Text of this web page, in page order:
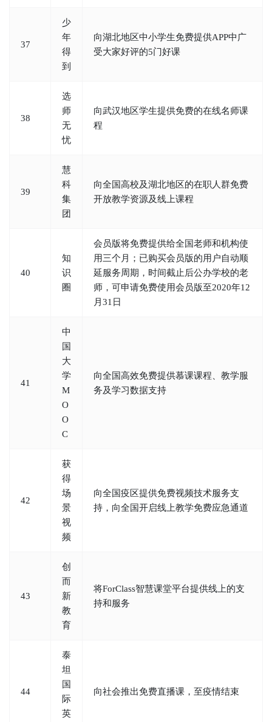
37
少
年
得
到
向湖北地区中小学生免费提供APP中广
受大家好评的5门好课
38
选
师
无
忧
向武汉地区学生提供免费的在线名师课
程
39
慧
科
集
团
向全国高校及湖北地区的在职人群免费
开放教学资源及线上课程
40
知
识
圈
会员版将免费提供给全国老师和机构使
用三个月；已购买会员版的用户自动顺
延服务周期，时间截止后公办学校的老
师，可申请免费使用会员版至2020年12
月31日
41
中
国
大
学
M
O
O
C
向全国高效免费提供慕课课程、教学服
务及学习数据支持
42
获
得
场
景
视
频
向全国疫区提供免费视频技术服务支
持，向全国开启线上教学免费应急通道
43
创
而
新
教
育
将ForClass智慧课堂平台提供线上的支
持和服务
44
泰
坦
国
际
英
向社会推出免费直播课，至疫情结束